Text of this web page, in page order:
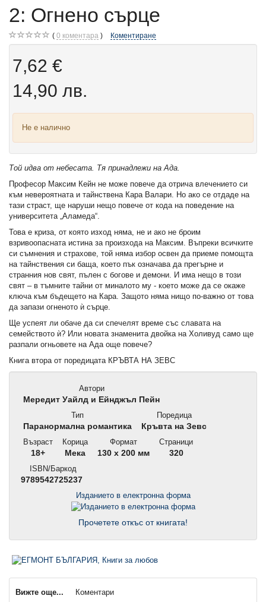
2: Огнено сърце
0 коментара Коментиране
7,62 €
14,90 лв.
Не е налично
Той идва от небесата. Тя принадлежи на Ада.
Професор Максим Кейн не може повече да отрича влечението си
към невероятната и тайнствена Кара Валари. Но ако се отдаде на
тази страст, ще наруши нещо повече от кода на поведение на
университета „Аламеда“.
Това е криза, от която изход няма, не и ако не броим
взривоопасната истина за произхода на Максим. Въпреки всичките
си съмнения и страхове, той няма избор освен да приеме помощта
на тайнствения си баща, което пък означава да прегърне и
странния нов свят, пълен с богове и демони. И има нещо в този
свят – в тъмните тайни от миналото му - което може да се окаже
ключа към бъдещето на Кара. Защото няма нищо по-важно от това
да запази огненото ѝ сърце.
Ще успеят ли обаче да си спечелят време със славата на
семейството ѝ? Или новата знаменита двойка на Холивуд само ще
разпали огньовете на Ада още повече?
Книга втора от поредицата КРЪВТА НА ЗЕВС
Автори
Мередит Уайлд и Ейнджъл Пейн
Тип
Паранормална романтика
Поредица
Кръвта на Зевс
Възраст
18+
Корица
Мека
Формат
130 x 200 мм
Страници
320
ISBN/Баркод
9789542725237
Изданието в електронна форма
Прочетете откъс от книгата!
Вижте още... Коментари